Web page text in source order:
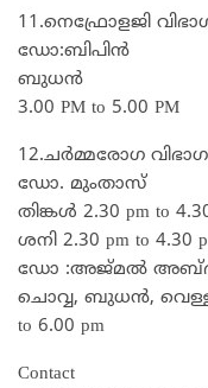
11.നെഫ്രോളജി
ഡോ:ബിപിൻ
ബുധൻ
3.00 PM to 5.00 PM
12.ചർമ്മരോഗ
ഡോ. മുംതാസ്
തിങ്കൾ 2.30 pm to
ശനി 2.30 pm to 4.30
ഡോ :അജ്മൽ
ചൊവ്വ, ബുധൻ,
to 6.00 pm
Contact